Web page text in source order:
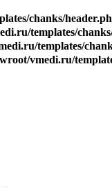
chanks/
templates/
templates/
vmedi.ru/